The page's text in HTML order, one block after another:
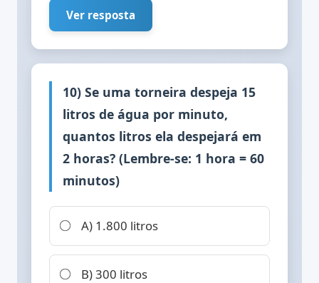
Ver resposta
10) Se uma torneira despeja 15
litros de água por minuto,
quantos litros ela despejará em
2 horas? (Lembre-se: 1 hora = 60
minutos)
A) 1.800 litros
B) 300 litros